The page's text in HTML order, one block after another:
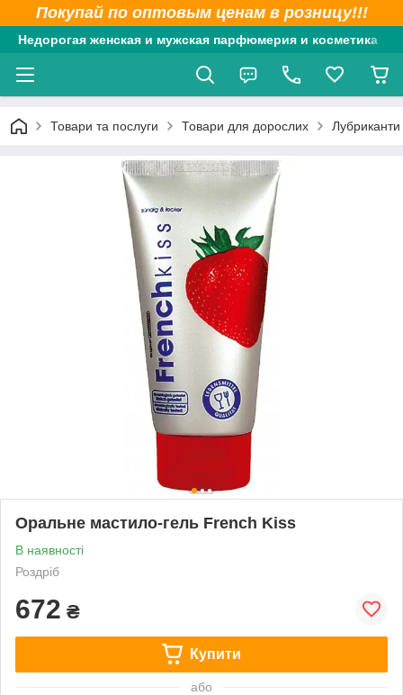
Покупай по оптовым ценам в розницу!!!
Недорогая женская и мужская парфюмерия и косметика
Товари та послуги Товари для дорослих Лубриканти
Оральне мастило-гель French Kiss
В наявності
Роздріб
672 ₴
Купити
або